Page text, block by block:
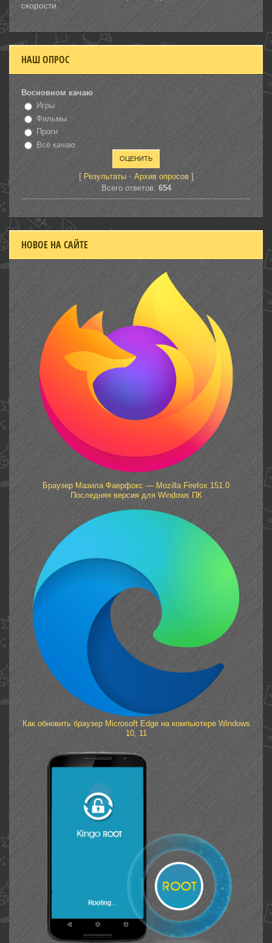
скорости.
НАШ ОПРОС
Восновном качаю
Игры
Фильмы
Проги
Всё качаю
[ Результаты· Архив опросов]
Всего ответов: 654
НОВОЕ НА САЙТЕ
Браузер Мазила Фаерфокс — Mozilla Firefox 151.0
Последняя версия для Windows ПК
Как обновить браузер Microsoft Edge на компьютере Windows
10, 11